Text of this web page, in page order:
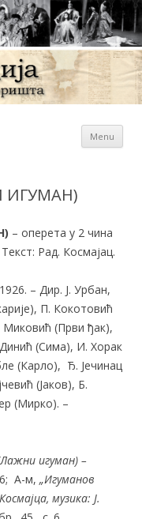
СрпскогMenu
ИГУМАН)
– оперета у 2 чина
Рад. Космајац.
– Дир. Ј. Урбан,
П. Кокотовић
(Први ђак),
(Сима), И. Хорак
(Карло), Ђ. Јечинац
(Јаков), Б.
(Мирко). –
игуман) –
А-м, „Игуманов
музика: Ј.